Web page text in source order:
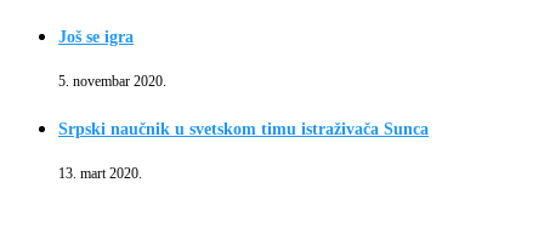
Još se igra
5. novembar 2020.
Srpski naučnik u svetskom timu istraživača Sunca
13. mart 2020.